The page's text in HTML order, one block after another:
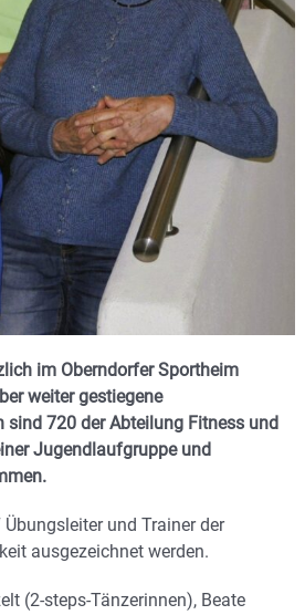
im Oberndorfer Sportheim
weiter gestiegene
720 der Abteilung Fitness und
Jugendlaufgruppe und
und Trainer der
ausgezeichnet werden.
(2-steps-Tänzerinnen), Beate